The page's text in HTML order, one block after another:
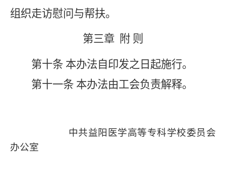
组 织走访慰问与帮扶。
第三章 附 则
第十条 本办法自印发之 日起施行。
第十一条 本办法由工会负责解释。
中共益阳医学高等专科学校委员会
办公室